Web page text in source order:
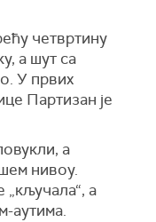
четвртину
а шут са
У првих
Партизан је
а
нивоу.
„кључала“, а
аутима.